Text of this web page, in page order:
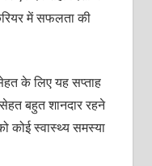
में सफलता की
के लिए यह सप्‍ताह
बहुत शानदार रहने
कोई स्‍वास्‍थ्‍य समस्‍या